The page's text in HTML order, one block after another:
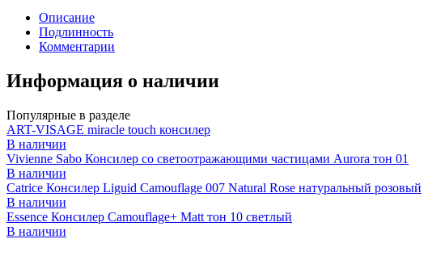
Описание
Подлинность
Комментарии
Информация о наличии
Популярные в разделе
ART-VISAGE miracle touch консилер
В наличии
Vivienne Sabo Консилер со светоотражающими частицами Aurora тон 01
В наличии
Catrice Консилер Liguid Camouflage 007 Natural Rose натуральный розовый
В наличии
Essence Консилер Camouflage+ Matt тон 10 светлый
В наличии